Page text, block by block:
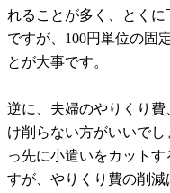
れることが多く、とく
ですが、100円単位の固
とが大事です。
逆に、夫婦のやりくり
け削らない方がいいで
っ先に小遣いをカット
すが、やりくり費の削